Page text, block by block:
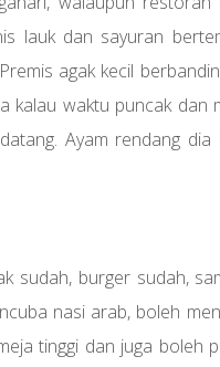
lauk dan sayuran
agak kecil
kalau waktu puncak dan
Ayam rendang dia
sudah, burger sudah,
nasi arab, boleh
tinggi dan juga boleh